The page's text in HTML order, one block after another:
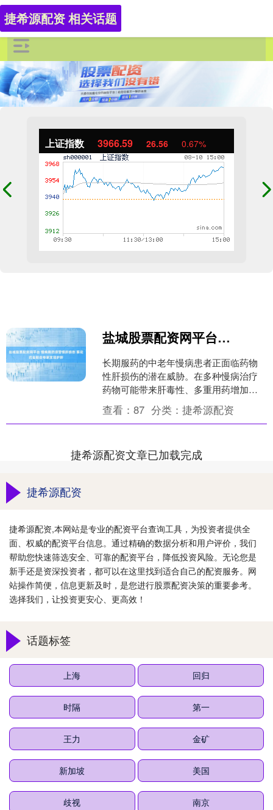
上证指数 3966.59 26.56 0.67%
捷希源配资 相关话题
盐城股票配资网平台 慢病用药须警惕肝损伤 葵花药业联合专家支招护肝
长期服药的中老年慢病患者正面临药物
性肝损伤的潜在威胁。在多种慢病治疗
药物可能带来肝毒性、多重用药增加肝
脏负担的现状下，提升该群体的护肝意
识刻不容缓。为此，葵花药....
查看：87 分类：捷希源配资
捷希源配资文章已加载完成
捷希源配资
捷希源配资,本网站是专业的配资平台查询工具，为投资者提供全
面、权威的配资平台信息。通过精确的数据分析和用户评价，我们
帮助您快速筛选安全、可靠的配资平台，降低投资风险。无论您是
新手还是资深投资者，都可以在这里找到适合自己的配资服务。网
站操作简便，信息更新及时，是您进行股票配资决策的重要参考。
选择我们，让投资更安心、更高效！
话题标签
上海 回归
时隔 第一
王力 金矿
新加坡 美国
歧视 南京